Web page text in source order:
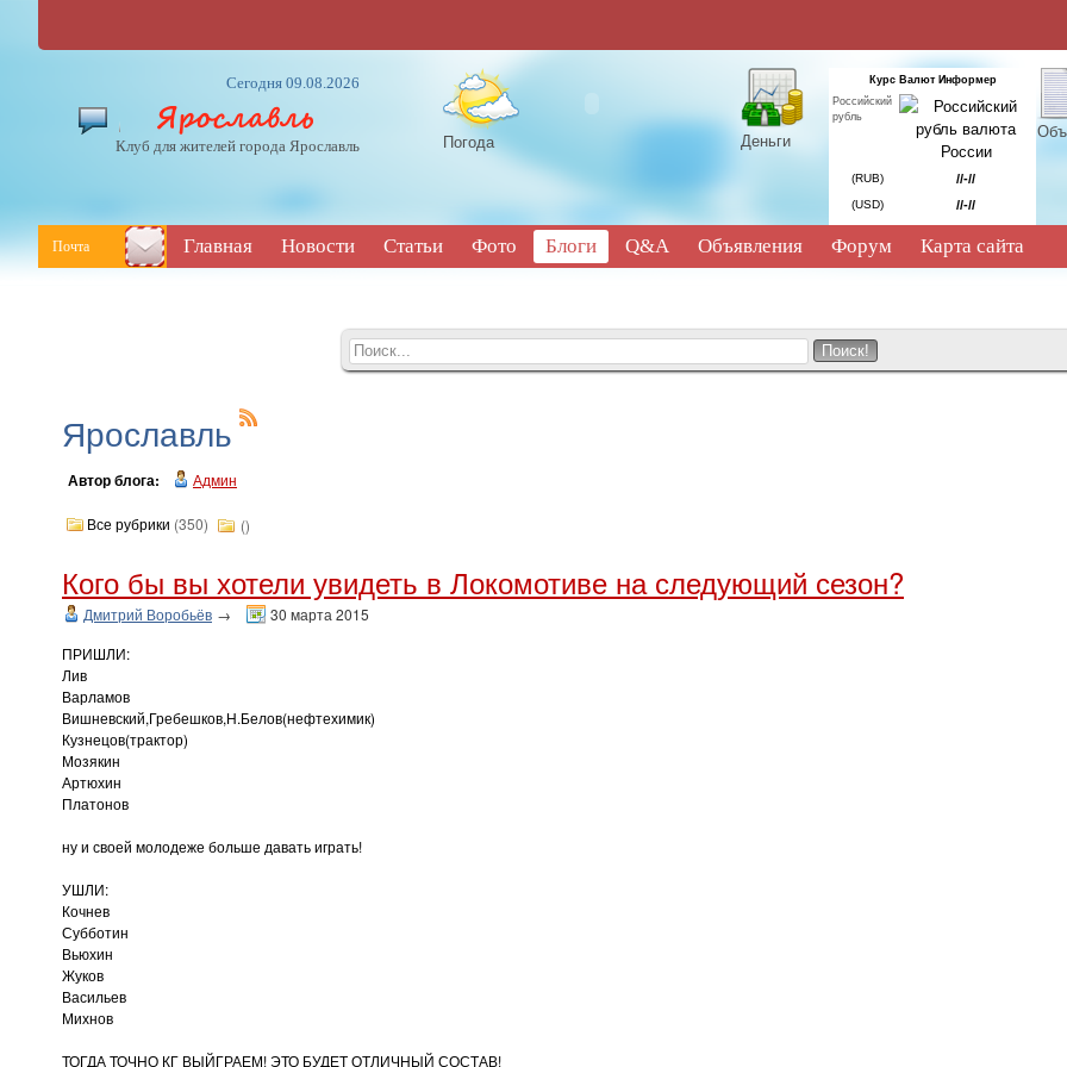
Сегодня 09.08.2026
Клуб для жителей города Ярославль Погода Деньги
Курс Валют Информер
Российский
рубль
(RUB) //-//
(USD) //-//
Почта Главная Новости Статьи Фото Блоги Q&A Объявления Форум Карта сайта
Ярославль
Автор блога: Админ
Все рубрики (350) ()
Кого бы вы хотели увидеть в Локомотиве на следующий сезон?
Дмитрий Воробьёв →
30 марта 2015
ПРИШЛИ:
Лив
Варламов
Вишневский,Гребешков,Н.Белов(нефтехимик)
Кузнецов(трактор)
Мозякин
Артюхин
Платонов
ну и своей молодеже больше давать играть!
УШЛИ:
Кочнев
Субботин
Вьюхин
Жуков
Васильев
Михнов
ТОГДА ТОЧНО КГ ВЫЙГРАЕМ! ЭТО БУДЕТ ОТЛИЧНЫЙ СОСТАВ!